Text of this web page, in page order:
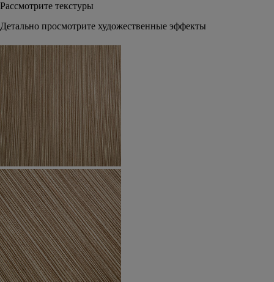
Рассмотрите текстуры
Детально просмотрите художественные эффекты